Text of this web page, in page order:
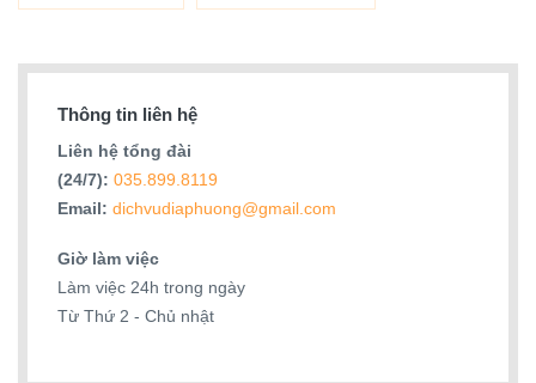
Thông tin liên hệ
Liên hệ tổng đài
(24/7): 035.899.8119
Email: dichvudiaphuong@gmail.com
Giờ làm việc
Làm việc 24h trong ngày
Từ Thứ 2 - Chủ nhật